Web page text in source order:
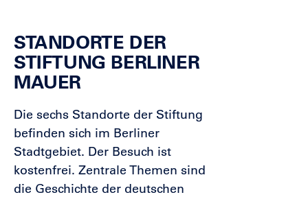
STANDORTE DER
STIFTUNG BERLINER
MAUER
Die sechs Standorte der Stiftung
befinden sich im Berliner
Stadtgebiet. Der Besuch ist
kostenfrei. Zentrale Themen sind
die Geschichte der deutschen